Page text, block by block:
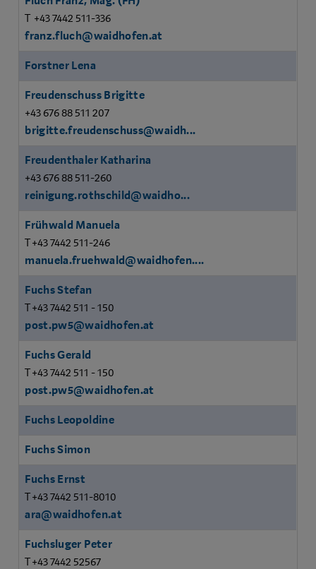
T +43 7442 511-336
franz.fluch@waidhofen.at
Forstner Lena
Freudenschuss Brigitte
+43 676 88 511 207
brigitte.freudenschuss@waidh...
Freudenthaler Katharina
+43 676 88 511-260
reinigung.rothschild@waidho...
Frühwald Manuela
T +43 7442 511-246
manuela.fruehwald@waidhofen....
Fuchs Stefan
T +43 7442 511 - 150
post.pw5@waidhofen.at
Fuchs Gerald
T +43 7442 511 - 150
post.pw5@waidhofen.at
Fuchs Leopoldine
Fuchs Simon
Fuchs Ernst
T +43 7442 511-8010
ara@waidhofen.at
Fuchsluger Peter
T +43 7442 52567